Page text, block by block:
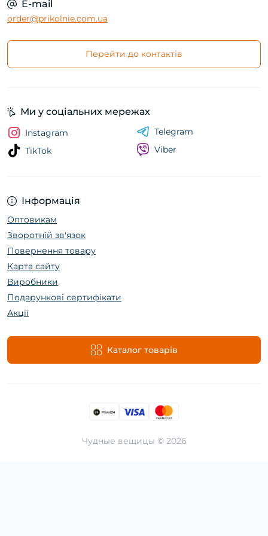
E-mail
order@prikolnie.com.ua
Перейти до контактів
Інформація
Оптовикам
Зворотній зв'язок
Повернення товару
Карта сайту
Виробники
Подарункові сертифікати
Акції
Каталог товарів
Ми у соціальних мережах
Instagram
TikTok
Telegram
Viber
Чудные вещицы © 2026